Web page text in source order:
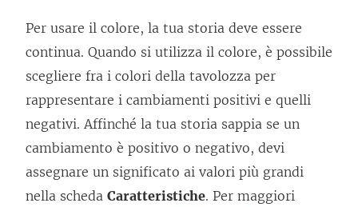
Per usare il colore, la tua storia deve essere
continua. Quando si utilizza il colore, è possibile
scegliere fra i colori della tavolozza per
rappresentare i cambiamenti positivi e quelli
negativi. Affinché la tua storia sappia se un
cambiamento è positivo o negativo, devi
assegnare un significato ai valori più grandi
nella scheda Caratteristiche. Per maggiori